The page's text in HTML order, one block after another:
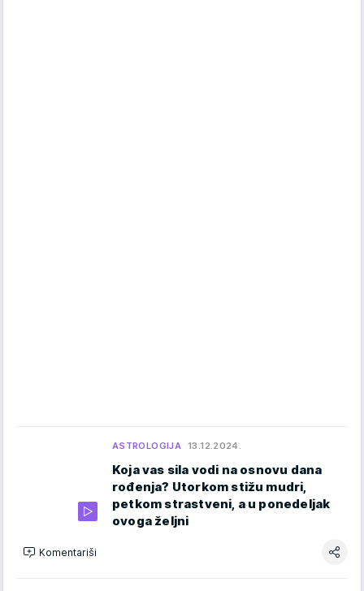
ASTROLOGIJA 13.12.2024.
Koja vas sila vodi na osnovu dana
rođenja? Utorkom stižu mudri,
petkom strastveni, a u ponedeljak
ovoga željni
Komentariši